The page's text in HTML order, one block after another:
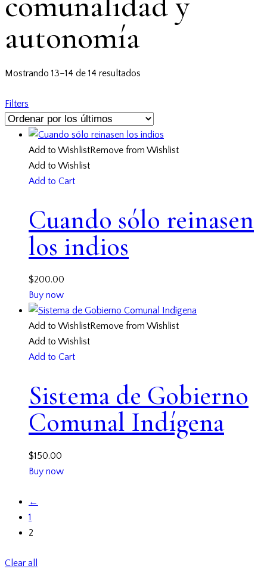
autonomía
Mostrando 13–14 de 14 resultados
últimos
Filters
Add to WishlistRemove from Wishlist
Add to Wishlist
Add to Cart
Cuando sólo reinasen
los indios
$200.00
Buy now
Add to WishlistRemove from Wishlist
Add to Wishlist
Add to Cart
Sistema de Gobierno
Comunal Indígena
$150.00
Buy now
←
1
2
Clear all